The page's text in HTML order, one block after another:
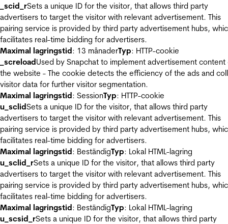
_scid_rSets a unique ID for the visitor, that allows third party
advertisers to target the visitor with relevant advertisement. This
pairing service is provided by third party advertisement hubs,
facilitates real-time bidding for advertisers.
Maximal lagringstid: 13 månaderTyp: HTTP-cookie
_screloadUsed by Snapchat to implement advertisement content
the website - The cookie detects the efficiency of the ads and
visitor data for further visitor segmentation.
Maximal lagringstid: SessionTyp: HTTP-cookie
u_sclidSets a unique ID for the visitor, that allows third party
advertisers to target the visitor with relevant advertisement. This
pairing service is provided by third party advertisement hubs,
facilitates real-time bidding for advertisers.
Maximal lagringstid: BeständigTyp: Lokal HTML-lagring
u_sclid_rSets a unique ID for the visitor, that allows third party
advertisers to target the visitor with relevant advertisement. This
pairing service is provided by third party advertisement hubs,
facilitates real-time bidding for advertisers.
Maximal lagringstid: BeständigTyp: Lokal HTML-lagring
u_scsid_rSets a unique ID for the visitor, that allows third party